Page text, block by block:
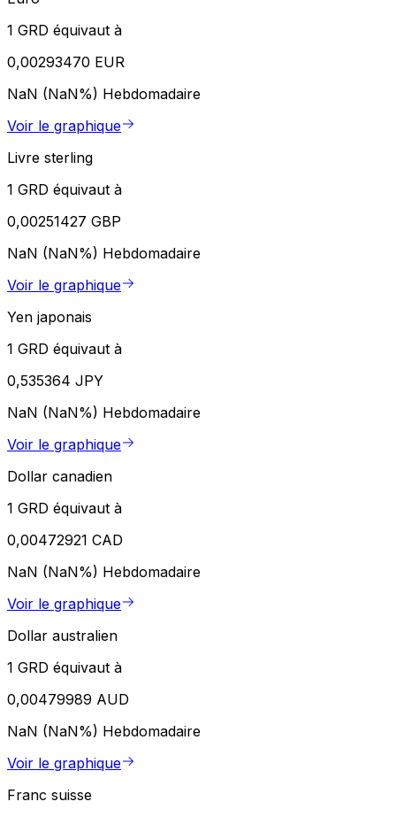
1 GRD équivaut à
0,00293470 EUR
NaN (NaN%) Hebdomadaire
Voir le graphique
Livre sterling
1 GRD équivaut à
0,00251427 GBP
NaN (NaN%) Hebdomadaire
Voir le graphique
Yen japonais
1 GRD équivaut à
0,535364 JPY
NaN (NaN%) Hebdomadaire
Voir le graphique
Dollar canadien
1 GRD équivaut à
0,00472921 CAD
NaN (NaN%) Hebdomadaire
Voir le graphique
Dollar australien
1 GRD équivaut à
0,00479989 AUD
NaN (NaN%) Hebdomadaire
Voir le graphique
Franc suisse